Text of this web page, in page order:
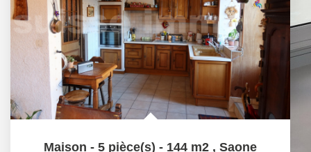
Maison - 5 pièce(s) - 144 m2 , Saone